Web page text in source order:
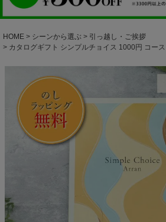
HOME シーンから選ぶ
引っ越し・ご挨拶
カタログギフト シンプルチョイス 1000円 コース